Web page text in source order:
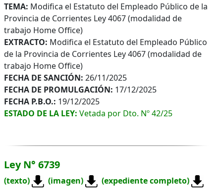
TEMA: Modifica el Estatuto del Empleado Público de la
Provincia de Corrientes Ley 4067 (modalidad de
trabajo Home Office)
EXTRACTO: Modifica el Estatuto del Empleado Público
de la Provincia de Corrientes Ley 4067 (modalidad de
trabajo Home Office)
FECHA DE SANCIÓN: 26/11/2025
FECHA DE PROMULGACIÓN: 17/12/2025
FECHA P.B.O.: 19/12/2025
ESTADO DE LA LEY: Vetada por Dto. Nº 42/25
Ley N° 6739
(texto) (imagen)
(expediente completo)